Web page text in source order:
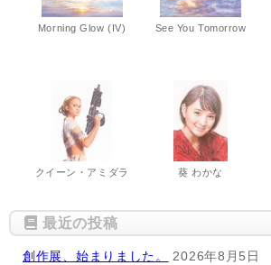
Morning Glow (IV) See You Tomorrow
クイーン・アミダラ 葵 わかな
最近の投稿
創作展、始まりました。
2026年8月5日